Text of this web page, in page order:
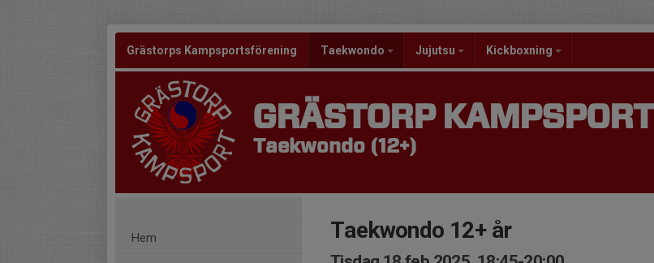
Grästorps Kampsportsförening Taekwondo Jujutsu Kickboxning
GRÄSTORP KAMPSPORT
Taekwondo (12+)
Hem Taekwondo 12+ år